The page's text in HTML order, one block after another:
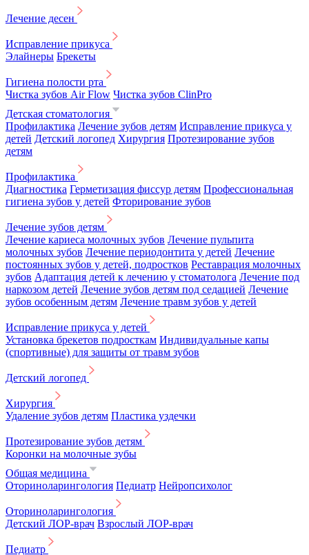
Лечение десен
Исправление прикуса
Элайнеры Брекеты
Гигиена полости рта
Чистка зубов Air Flow Чистка зубов ClinPro
Детская стоматология
Профилактика Лечение зубов детям Исправление прикуса у
детей Детский логопед Хирургия Протезирование зубов
детям
Профилактика
Диагностика Герметизация фиссур детям Профессиональная
гигиена зубов у детей Фторирование зубов
Лечение зубов детям
Лечение кариеса молочных зубов Лечение пульпита
молочных зубов Лечение периодонтита у детей Лечение
постоянных зубов у детей, подростков Реставрация молочных
зубов Адаптация детей к лечению у стоматолога Лечение под
наркозом детей Лечение зубов детям под седацией Лечение
зубов особенным детям Лечение травм зубов у детей
Исправление прикуса у детей
Установка брекетов подросткам Индивидуальные капы
(спортивные) для защиты от травм зубов
Детский логопед
Хирургия
Удаление зубов детям Пластика уздечки
Протезирование зубов детям
Коронки на молочные зубы
Общая медицина
Оториноларингология Педиатр Нейропсихолог
Оториноларингология
Детский ЛОР-врач Взрослый ЛОР-врач
Педиатр